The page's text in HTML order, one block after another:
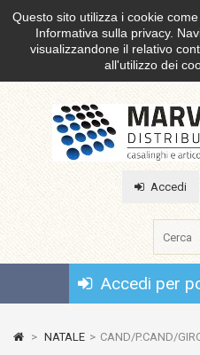
Questo sito utilizza i cookie
Informativa sulla privacy.
visualizzandone il relativo
all'utilizzo dei
Accedi
Accedi per
> NATALE > CAND/P.CAND/